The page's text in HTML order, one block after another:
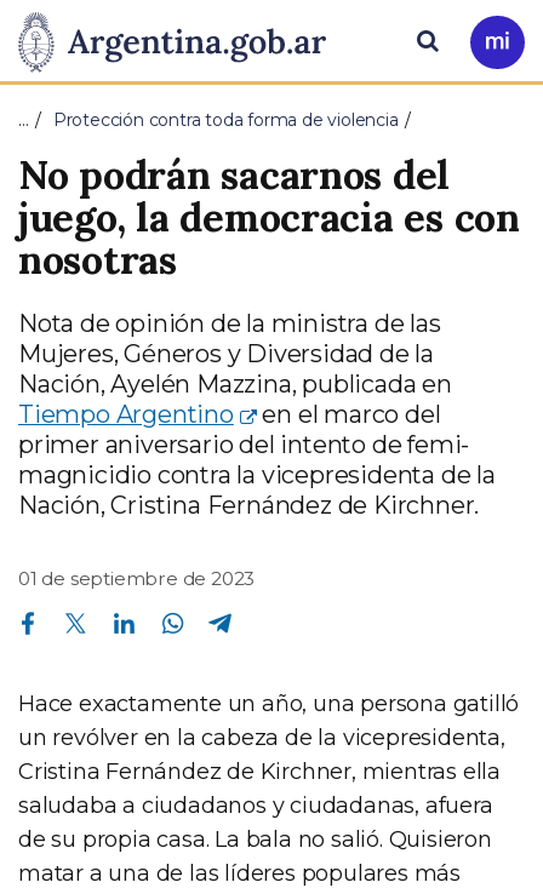
Presidencia
de
la
Nación
Pasar al contenido principal
Ir
a
Buscar
… Protección contra toda forma de violencia
No podrán sacarnos del
juego, la democracia es con
nosotras
Nota de opinión de la ministra de las
Mujeres, Géneros y Diversidad de la
Nación, Ayelén Mazzina, publicada en
Tiempo Argentino
en el marco del
primer aniversario del intento de femi-
magnicidio contra la vicepresidenta de la
Nación, Cristina Fernández de Kirchner.
01 de septiembre de 2023
Compartir en Facebook Compartir en Twitter Compartir en Linkedin Compartir en Whatsapp
Hace exactamente un año, una persona gatilló
un revólver en la cabeza de la vicepresidenta,
Cristina Fernández de Kirchner, mientras ella
saludaba a ciudadanos y ciudadanas, afuera
de su propia casa. La bala no salió. Quisieron
matar a una de las líderes populares más